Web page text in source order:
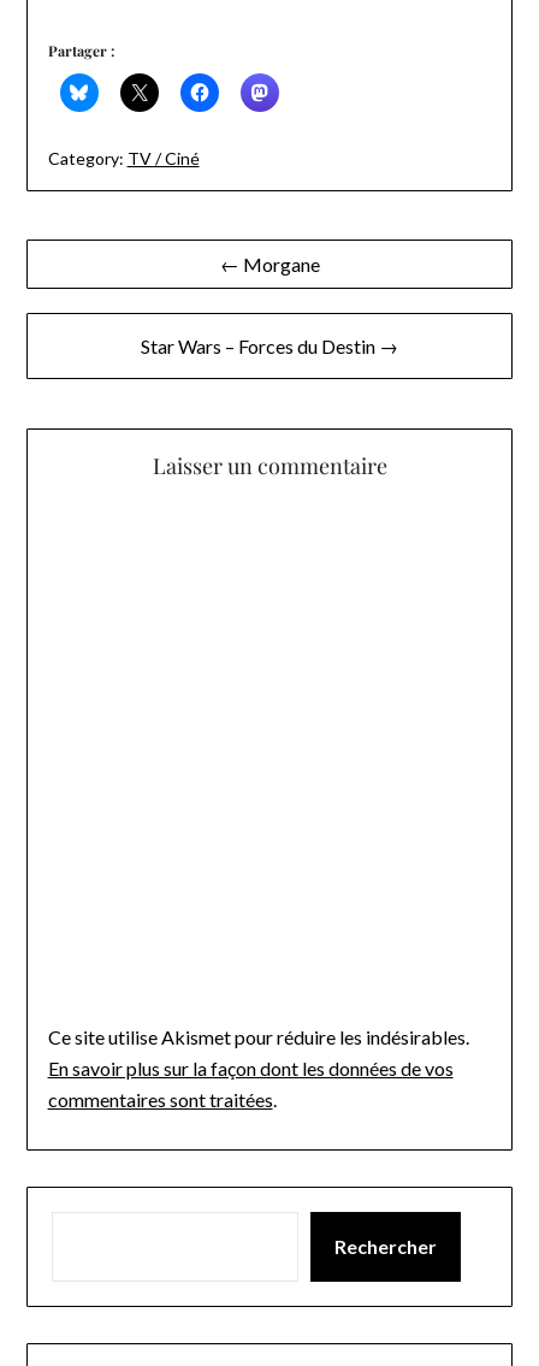
Partager :
Category: TV / Ciné
Navigation
de
← Morgane
Star Wars – Forces du Destin →
Laisser un commentaire
Ce site utilise Akismet pour réduire les indésirables.
En savoir plus sur la façon dont les données de vos
commentaires sont traitées.
Rechercher